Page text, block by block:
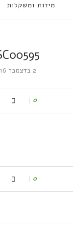
מידות ומשקלות
2 בדצמבר 2016
0
0